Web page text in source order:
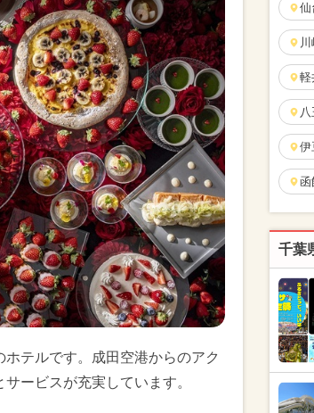
ホテルです。成田空港からのアク
ービスが充実しています。
仙
軽
八
伊
函
千葉